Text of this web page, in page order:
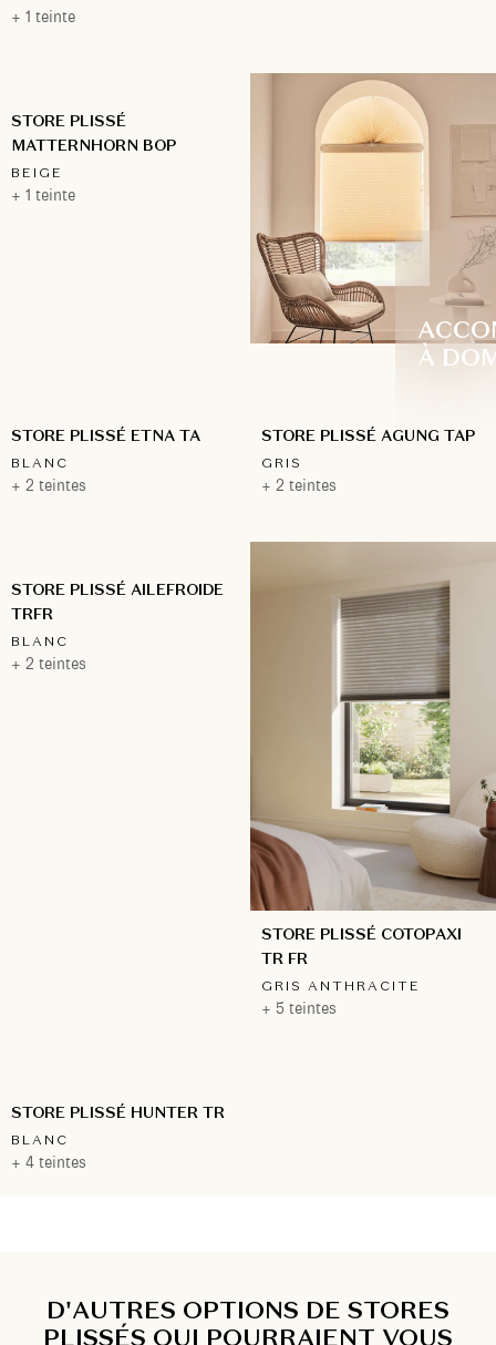
+ 1 teinte
STORE PLISSÉ
MATTERNHORN BOP
BEIGE
+ 1 teinte
À
STORE PLISSÉ ETNA TA
BLANC
+ 2 teintes
STORE PLISSÉ AGUNG TAP
GRIS
+ 2 teintes
STORE PLISSÉ AILEFROIDE
TRFR
BLANC
+ 2 teintes
STORE PLISSÉ COTOPAXI
TR FR
GRIS ANTHRACITE
+ 5 teintes
STORE PLISSÉ HUNTER TR
BLANC
+ 4 teintes
D'AUTRES OPTIONS DE STORES
PLISSÉS QUI POURRAIENT VOUS